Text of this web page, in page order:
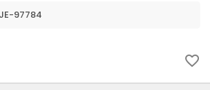
97784
favorite_border